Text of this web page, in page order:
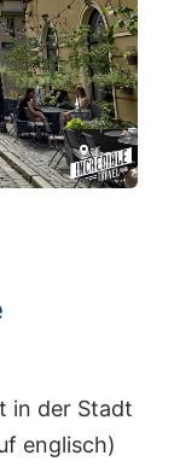
in der Stadt
englisch)